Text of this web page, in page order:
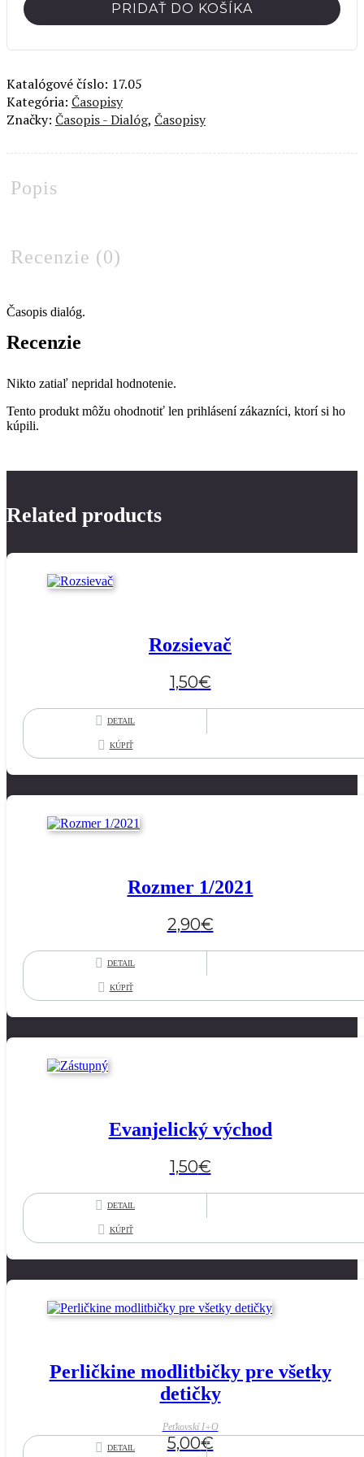
Dialóg
PRIDAŤ DO KOŠÍKA
Katalógové číslo: 17.05
Kategória: Časopisy
Značky: Časopis - Dialóg, Časopisy
Popis
Recenzie (0)
Časopis dialóg.
Recenzie
Nikto zatiaľ nepridal hodnotenie.
Tento produkt môžu ohodnotiť len prihlásení zákazníci, ktorí si ho
kúpili.
Related products
Rozsievač
1,50€
DETAIL
KÚPIŤ
Rozmer 1/2021
2,90€
DETAIL
KÚPIŤ
Evanjelický východ
1,50€
DETAIL
KÚPIŤ
Perličkine modlitbičky pre všetky
detičky
Peťkovskí I+O
5,00€
DETAIL